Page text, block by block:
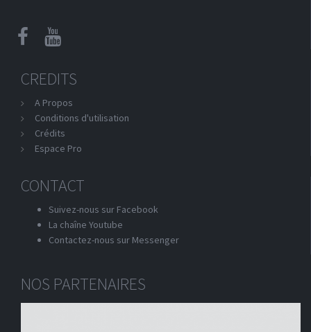
CREDITS
A Propos
Conditions d'utilisation
Crédits
Espace Pro
CONTACT
Suivez-nous sur Facebook
La chaîne Youtube
Contactez-nous sur Messenger
NOS PARTENAIRES